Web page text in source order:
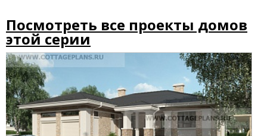
Посмотреть все проекты домов
этой серии